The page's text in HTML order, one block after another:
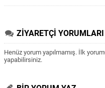
ZİYARETÇİ YORUMLARI
Henüz yorum yapılmamış. İlk
yapabilirsiniz.